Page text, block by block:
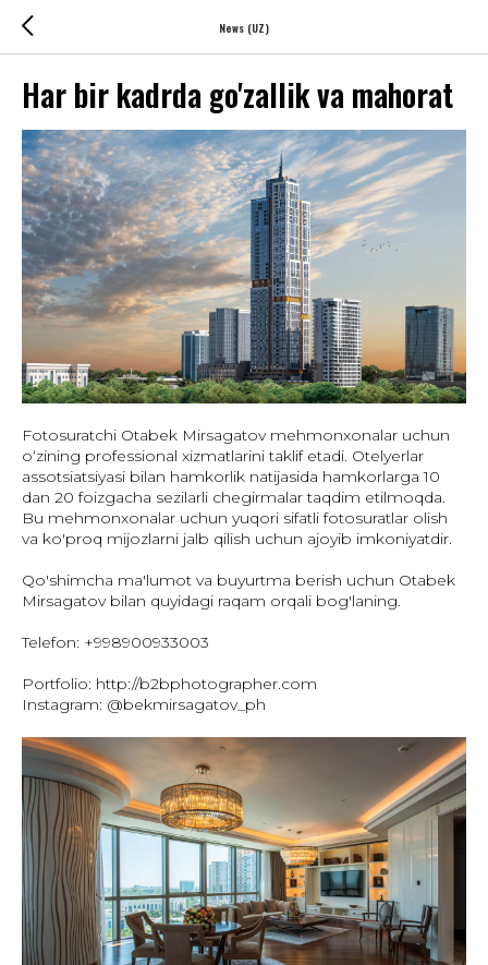
News (UZ)
Har bir kadrda go'zallik va mahorat
Fotosuratchi Otabek Mirsagatov mehmonxonalar uchun
o‘zining professional xizmatlarini taklif etadi. Otelyerlar
assotsiatsiyasi bilan hamkorlik natijasida hamkorlarga 10
dan 20 foizgacha sezilarli chegirmalar taqdim etilmoqda.
Bu mehmonxonalar uchun yuqori sifatli fotosuratlar olish
va ko'proq mijozlarni jalb qilish uchun ajoyib imkoniyatdir.
Qo'shimcha ma'lumot va buyurtma berish uchun Otabek
Mirsagatov bilan quyidagi raqam orqali bog'laning.
Telefon: +998900933003
Portfolio: http://b2bphotographer.com
Instagram: @bekmirsagatov_ph